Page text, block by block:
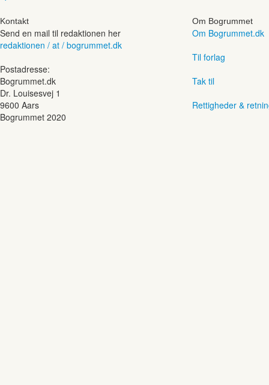
Kontakt
Send en mail til redaktionen her
redaktionen / at / bogrummet.dk
Postadresse:
Bogrummet.dk
Dr. Louisesvej 1
9600 Aars
Om Bogrummet
Om Bogrummet.dk
Til forlag
Tak til
Rettigheder &
Bogrummet 2020